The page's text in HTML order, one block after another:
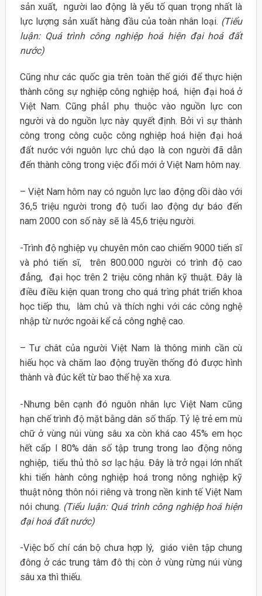
sản xuất, người lao động là yếu tố quan trọng nhất là
lực lượng sản xuất hàng đầu của toàn nhân loại. (Tiểu
luận: Quá trình công nghiệp hoá hiện đại hoá đất
nước)
Cũng như các quốc gia trên toàn thế giới để thực hiện
thành công sự nghiệp công nghiệp hoá, hiện đại hoá ở
Việt Nam. Cũng phảI phụ thuộc vào nguồn lực con
người và do nguồn lực này quyết định. Bởi vì sự thành
công trong công cuộc công nghiệp hoá hiện đại hoá
đất nước với nguôn lực chủ dạo là con người đã dẫn
đến thành công trong việc đổi mới ở Việt Nam hôm nay.
– Việt Nam hôm nay có nguôn lực lao động dồi dào với
36,5 triệu người trong độ tuổi lao động dự báo đến
nam 2000 con số này sẽ là 45,6 triệu người.
-Trình độ nghiệp vụ chuyên môn cao chiếm 9000 tiến sĩ
và phó tiến sĩ, trên 800.000 người có trình độ cao
đẳng, đại học trên 2 triệu công nhân kỹ thuật. Đây là
điều điều kiện quan trong cho quá trìng phát triển khoa
học tiếp thu, làm chủ và thích nghi với các công nghệ
nhập từ nước ngoài kể cả công nghệ cao.
– Tư chât của người Việt Nam là thông minh cần cù
hiếu học và chăm lao động truyền thống đó được hình
thành và đúc kết từ bao thế hệ xa xưa.
-Nhưng bên cạnh đó nguôn nhân lực Việt Nam cũng
hạn chế trình độ mặt bằng dân số thấp. Tỷ lệ trẻ em mù
chữ ở vùng núi vùng sâu xa còn khá cao 45% em học
hết cấp I 80% dân số tập trung trong lao động nông
nghiệp, tiểu thủ thô sơ lạc hậu. Đây là trở ngại lớn nhất
khi tiến hành công nghiệp hoá trong nông nghiệp kỹ
thuật nông thôn nói riêng và trong nền kinh tế Việt Nam
nói chung. (Tiểu luận: Quá trình công nghiệp hoá hiện
đại hoá đất nước)
-Việc bố chí cán bộ chưa hợp lý, giáo viên tập chung
đông ở các trung tâm đô thị còn ở vùng rừng núi vùng
sâu xa thì thiếu.